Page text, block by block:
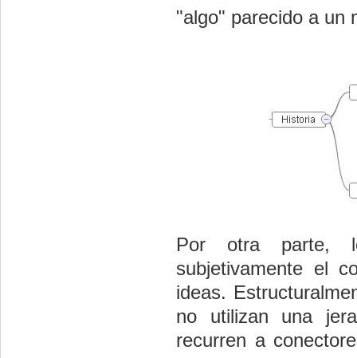
"algo" parecido a un
Por otra
subjetivamente el
ideas.
no utilizan una
recurren a